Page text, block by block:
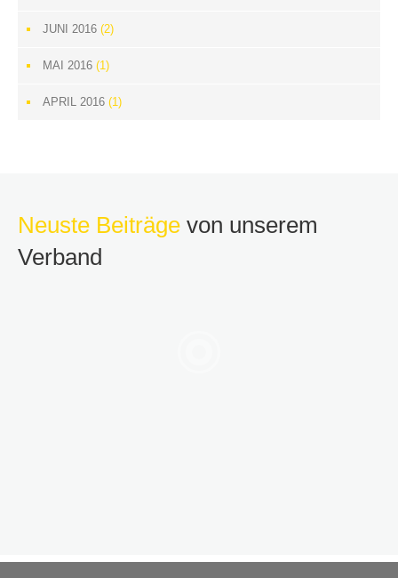
JUNI 2016 (2)
MAI 2016 (1)
APRIL 2016 (1)
Neuste Beiträge von unserem
Verband